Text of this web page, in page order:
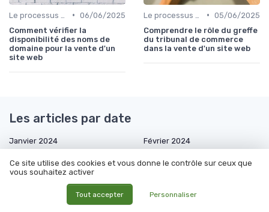
• 06/06/2025
Comment vérifier la
disponibilité des noms de
domaine pour la vente d'un
site web
• 05/06/2025
Comprendre le rôle du greffe
du tribunal de commerce
dans la vente d'un site web
Les articles par date
Janvier 2024
Février 2024
Mai 2024
Ce site utilise des cookies et vous donne le contrôle sur ceux que
vous souhaitez activer
Tout accepter Personnaliser